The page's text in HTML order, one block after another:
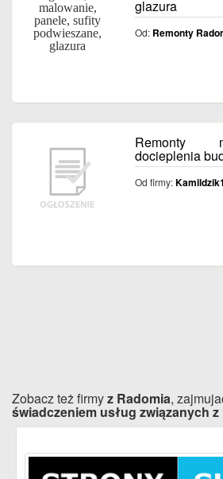
glazura
Od: Remonty
Remonty
docieplenia
Od firmy:
Zobacz też firmyz Radomia,
świadczeniem usług związanych